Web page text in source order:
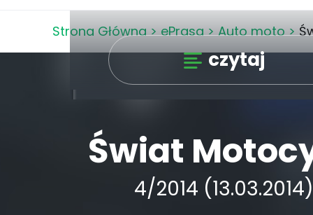
Strona Główna > ePrasa > Auto moto >
czytaj
Świat
4/2014 (13.03.2014)